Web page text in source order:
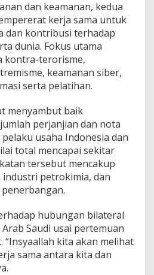
dan keamanan, kedua
kerja sama untuk
dan kontribusi terhadap
dunia. Fokus utama
kontra-terorisme,
keamanan siber,
serta pelatihan.
menyambut baik
perjanjian dan nota
usaha Indonesia dan
total mencapai sekitar
tersebut mencakup
petrokimia, dan
hubungan bilateral
Saudi usai pertemuan
“Insyaallah kita akan melihat
sama antara kita dan